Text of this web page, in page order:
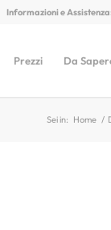
Informazioni e
Prezzi Da
Sei in: Home /